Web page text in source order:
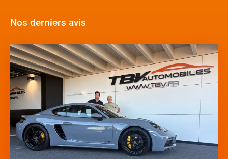
Nos derniers avis